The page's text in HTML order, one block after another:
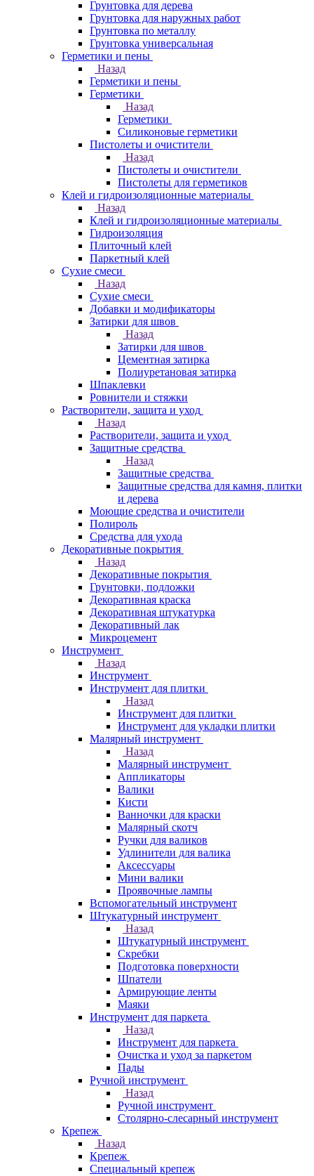
Грунтовка для дерева
Грунтовка для наружных работ
Грунтовка по металлу
Грунтовка универсальная
Герметики и пены
Назад
Герметики и пены
Герметики
Назад
Герметики
Силиконовые герметики
Пистолеты и очистители
Назад
Пистолеты и очистители
Пистолеты для герметиков
Клей и гидроизоляционные материалы
Назад
Клей и гидроизоляционные материалы
Гидроизоляция
Плиточный клей
Паркетный клей
Сухие смеси
Назад
Сухие смеси
Добавки и модификаторы
Затирки для швов
Назад
Затирки для швов
Цементная затирка
Полиуретановая затирка
Шпаклевки
Ровнители и стяжки
Растворители, защита и уход
Назад
Растворители, защита и уход
Защитные средства
Назад
Защитные средства
Защитные средства для камня, плитки
и дерева
Моющие средства и очистители
Полироль
Средства для ухода
Декоративные покрытия
Назад
Декоративные покрытия
Грунтовки, подложки
Декоративная краска
Декоративная штукатурка
Декоративный лак
Микроцемент
Инструмент
Назад
Инструмент
Инструмент для плитки
Назад
Инструмент для плитки
Инструмент для укладки плитки
Малярный инструмент
Назад
Малярный инструмент
Аппликаторы
Валики
Кисти
Ванночки для краски
Малярный скотч
Ручки для валиков
Удлинители для валика
Аксессуары
Мини валики
Проявочные лампы
Вспомогательный инструмент
Штукатурный инструмент
Назад
Штукатурный инструмент
Скребки
Подготовка поверхности
Шпатели
Армирующие ленты
Маяки
Инструмент для паркета
Назад
Инструмент для паркета
Очистка и уход за паркетом
Пады
Ручной инструмент
Назад
Ручной инструмент
Столярно-слесарный инструмент
Крепеж
Назад
Крепеж
Специальный крепеж